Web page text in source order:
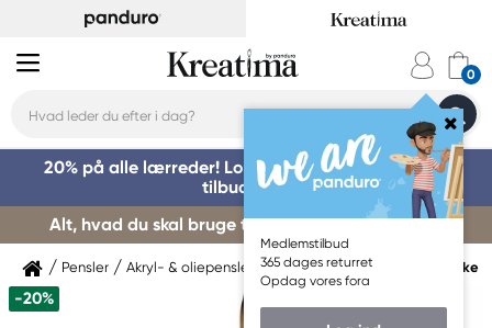
Medlemstilbud
365 dages returret
Opdag vores fora
20% på alle lærreder! Log på for at benytte dig af
tilbuddet »
Alt, hvad du skal bruge til kursusstart – køb her »
Pensler Akryl- & oliepensler Akryl- & oliepensler Syntetiske
-20%